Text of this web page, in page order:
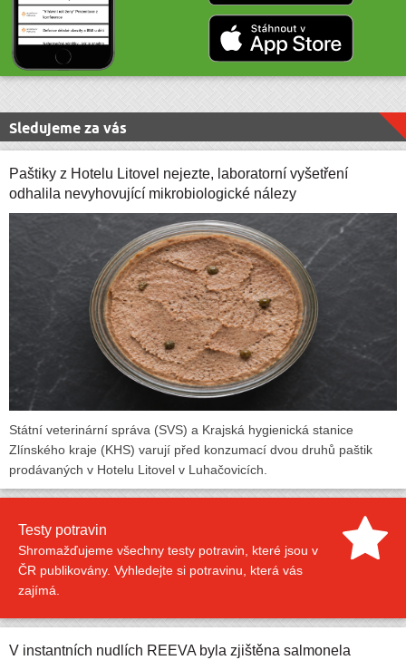
Sledujeme za vás
Paštiky z Hotelu Litovel nejezte, laboratorní vyšetření
odhalila nevyhovující mikrobiologické nálezy
Státní veterinární správa (SVS) a Krajská hygienická stanice
Zlínského kraje (KHS) varují před konzumací dvou druhů paštik
prodávaných v Hotelu Litovel v Luhačovicích.
Testy potravin
Shromažďujeme všechny testy potravin, které jsou v
ČR publikovány. Vyhledejte si potravinu, která vás
zajímá.
V instantních nudlích REEVA byla zjištěna salmonela